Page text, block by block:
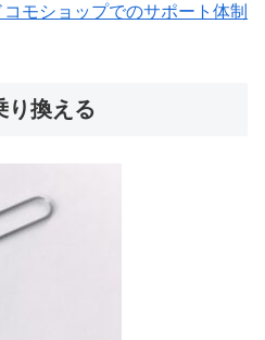
モショップでのサポート体制
換える